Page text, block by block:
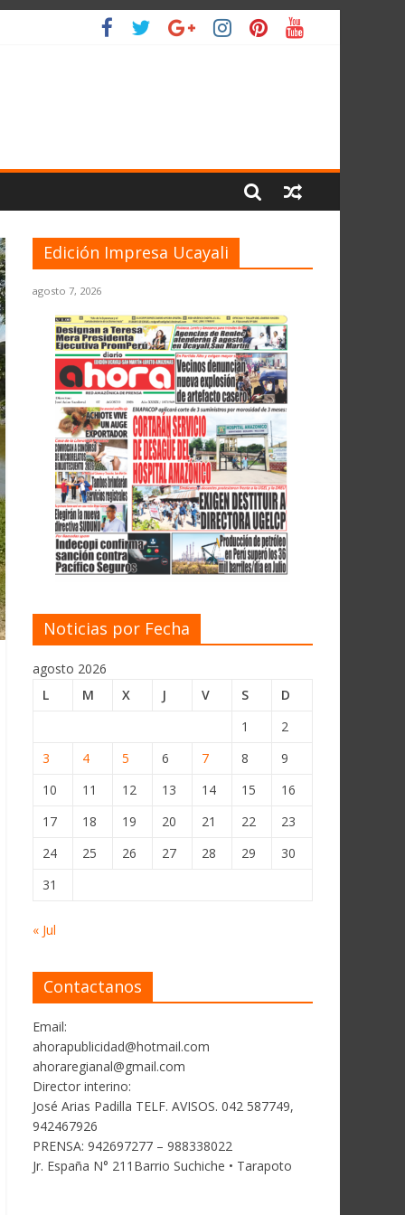
Edición Impresa Ucayali
agosto 7, 2026
Noticias por Fecha
agosto 2026
L
M X J V S
D
1
2
3
4 5 6 7 8
9
10
11 12 13 14 15
16
17
18 19 20 21 22
23
24
25 26 27 28 29
30
31
« Jul
Contactanos
Email:
ahorapublicidad@hotmail.com
ahoraregianal@gmail.com
Director interino:
José Arias Padilla TELF. AVISOS. 042 587749,
942467926
PRENSA: 942697277 – 988338022
Jr. España N° 211Barrio Suchiche • Tarapoto